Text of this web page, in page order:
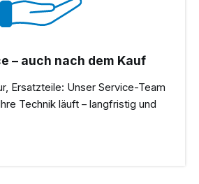
– auch nach dem Kauf
Ersatzteile: Unser Service-Team
Technik läuft – langfristig und